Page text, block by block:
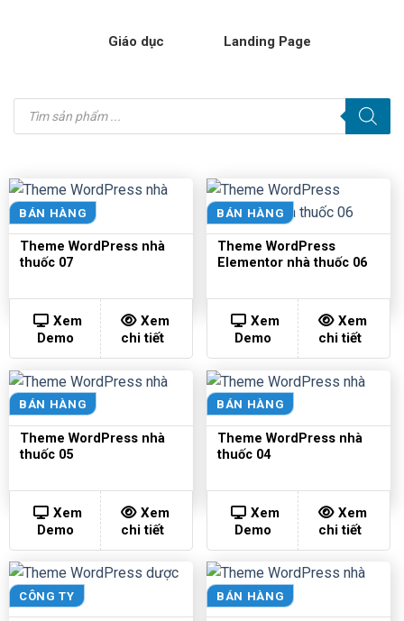
Giáo dục Landing Page
Tìm
kiếm
sản
BÁN HÀNG
Theme WordPress nhà
thuốc 07
Xem
Demo
Xem
chi tiết
BÁN HÀNG
Theme WordPress
Elementor nhà thuốc 06
Xem
Demo
Xem
chi tiết
BÁN HÀNG
Theme WordPress nhà
thuốc 05
Xem
Demo
Xem
chi tiết
BÁN HÀNG
Theme WordPress nhà
thuốc 04
Xem
Demo
Xem
chi tiết
CÔNG TY BÁN HÀNG